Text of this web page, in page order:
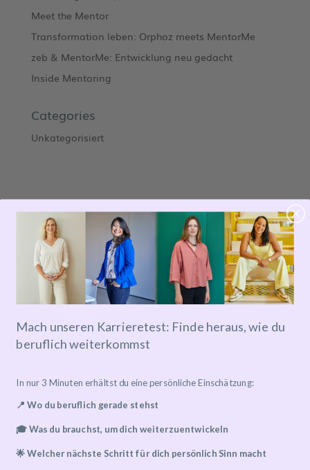
Meet the Mentor
Transformation leben: Orphoz meets MentorMe
zeb & MentorMe: Entwicklung neu gedacht
Inside Mentoring
Categories
Unkategorisiert
Mentor*in finden
Ablauf
Preise
Mach unseren Karrieretest: Finde heraus, wie du
beruflich weiterkommst
In nur 3 Minuten erhältst du eine persönliche Einschätzung:
📍 Wo du beruflich gerade stehst
🎓 Was du brauchst, um dich weiterzuentwickeln
🌟 Welcher nächste Schritt für dich persönlich Sinn macht